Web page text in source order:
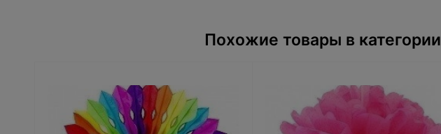
Похожие товары в категории